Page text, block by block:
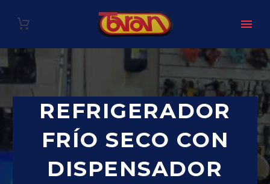
REFRIGERADOR
FRÍO SECO CON
DISPENSADOR